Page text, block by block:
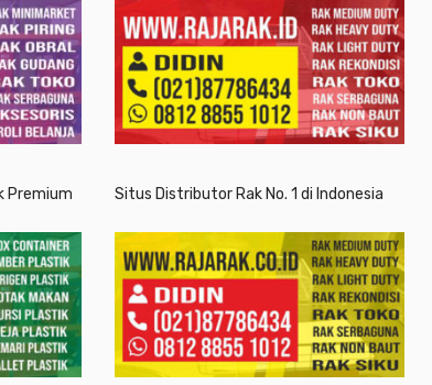
Premium Situs Distributor Rak No. 1 di Indonesia